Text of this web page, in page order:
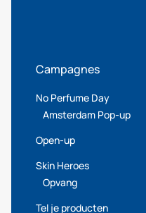
Campagnes
No Perfume Day
Amsterdam Pop-up
Open-up
Skin Heroes
Opvang
Tel je producten